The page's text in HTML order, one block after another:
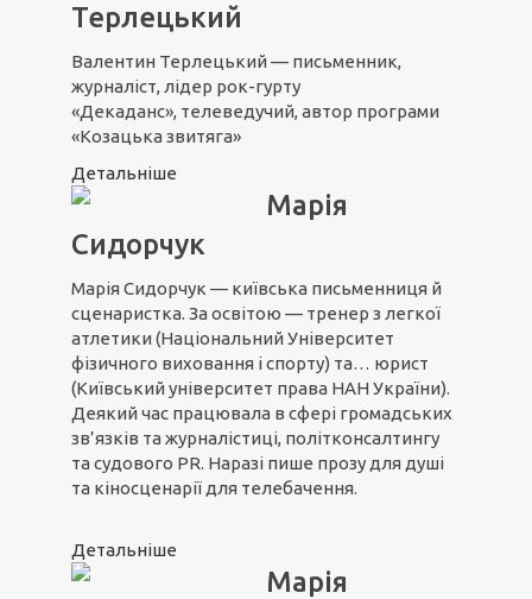
Терлецький
Валентин Терлецький — письменник,
журналіст, лідер рок-гурту
«Декаданс», телеведучий, автор програми
«Козацька звитяга»
Детальніше
Марія
Сидорчук
Марія Сидорчук — київська письменниця й
сценаристка. За освітою — тренер з легкої
атлетики (Національний Університет
фізичного виховання і спорту) та… юрист
(Київський університет права НАН України).
Деякий час працювала в сфері громадських
зв’язків та журналістиці, політконсалтингу
та судового PR. Наразі пише прозу для душі
та кіносценарії для телебачення.
Детальніше
Марія